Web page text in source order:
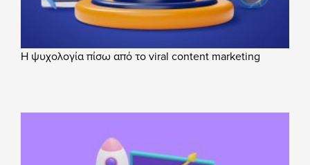
Η ψυχολογία πίσω από το viral content marketing